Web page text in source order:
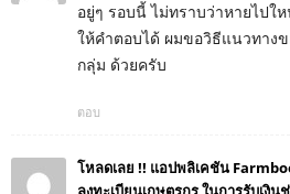
อยู่ๆ รอบนี้ ไม่ทราบว่าหายไปใ
ให้คำตอบได้ ผมขอวิธีแนวทาง
กลุ่ม ด้วยครับ
ตอบ
โหลดเลย !! แอปพลิเคชัน